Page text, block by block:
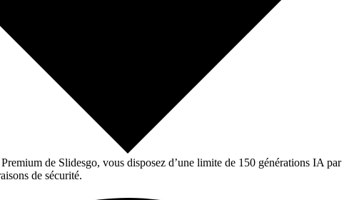
de Slidesgo, vous disposez d’une limite de 150 générations IA par
de sécurité.